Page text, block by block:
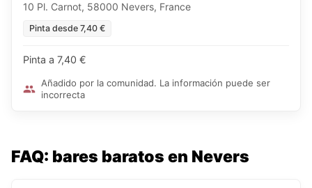
10 Pl. Carnot, 58000 Nevers, France
Pinta desde 7,40 €
Pinta a 7,40 €
Añadido por la comunidad. La información puede ser
incorrecta
FAQ: bares baratos en Nevers